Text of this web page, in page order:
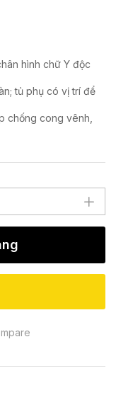
hình chữ Y độc
tủ phụ có vị trí để
chống cong vênh,